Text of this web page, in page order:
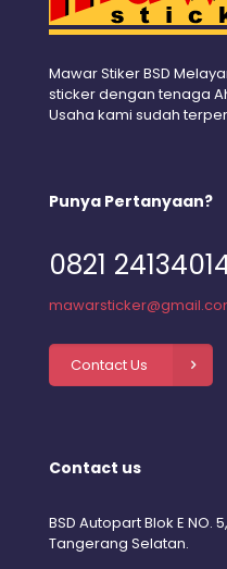
Mawar Stiker BSD
sticker dengan tenaga
Usaha kami sudah
Punya Pertanyaan?
0821
Contact Us
Contact us
BSD Autopart Blok E NO.
Tangerang Selatan.